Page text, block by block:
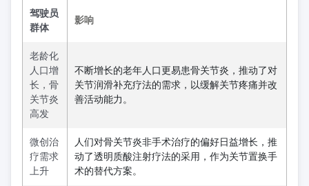
驾驶员
群体
影响
老龄化
人口增
长，骨
关节炎
高发
不断增长的老年人口更易患骨关节炎，推动了对
关节润滑补充疗法的需求，以缓解关节疼痛并改
善活动能力。
微创治
疗需求
上升
人们对骨关节炎非手术治疗的偏好日益增长，推
动了透明质酸注射疗法的采用，作为关节置换手
术的替代方案。